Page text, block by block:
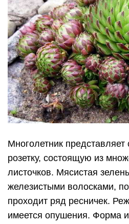
Многолетник
розетку, состоящую из
листочков. Мясистая
железистыми волосками,
проходит ряд ресничек.
имеется опушения. Форма и